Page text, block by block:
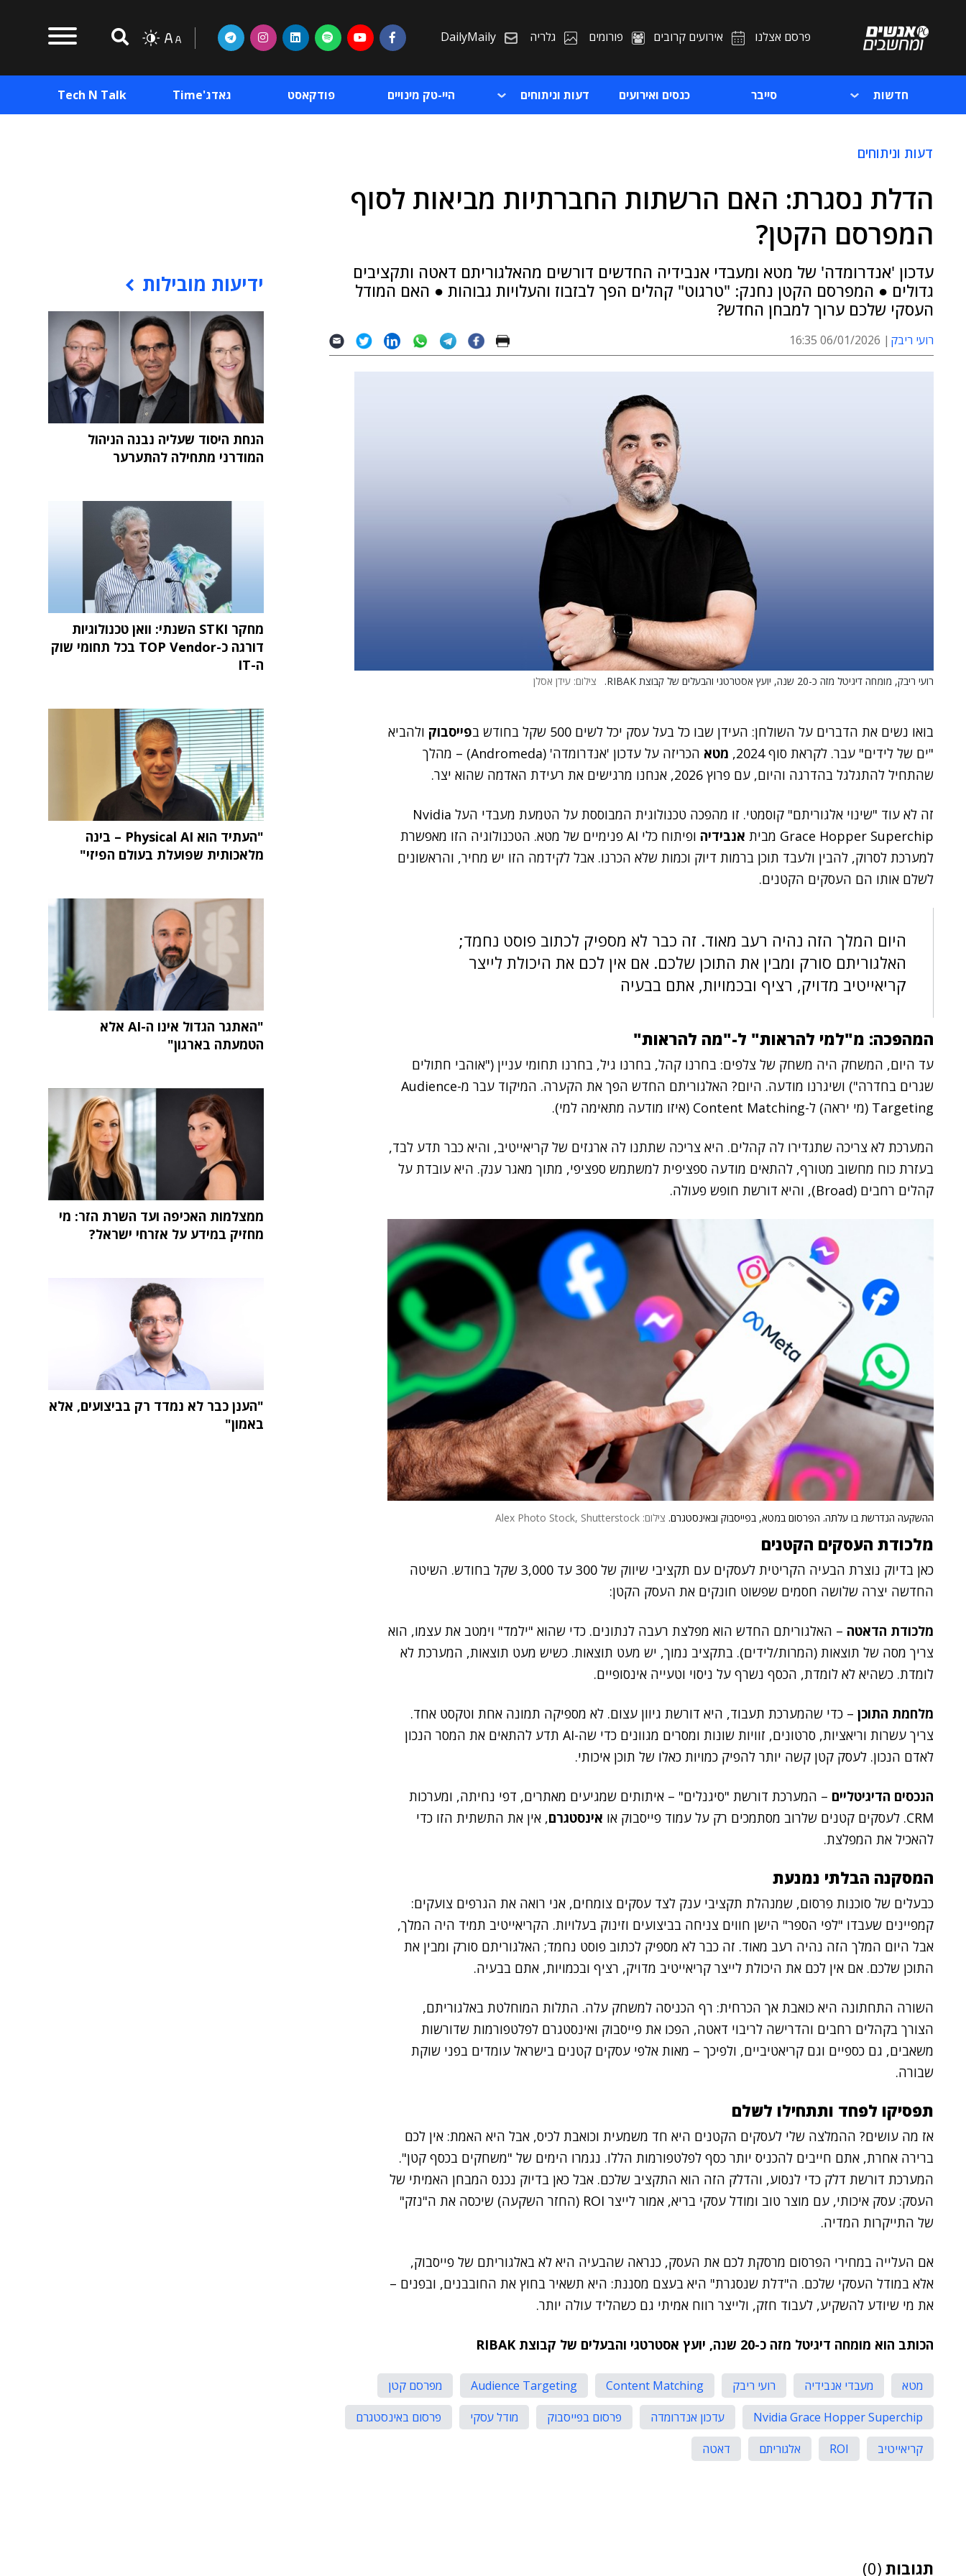
פרסם אצלנו אירועים קרובים פורומים גלריה DailyMaily
חדשות סייבר כנסים ואירועים דעות וניתוחים היי-טק מינויים פודקאסט גאדג'Time Tech N Talk
דעות וניתוחים
הדלת נסגרת: האם הרשתות החברתיות מביאות לסוף
המפרסם הקטן?
עדכון 'אנדרומדה' של מטא ומעבדי אנבידיה החדשים דורשים מהאלגוריתם דאטה ותקציבים
גדולים ● המפרסם הקטן נחנק: "טרגוט" קהלים הפך לבזבוז והעלויות גבוהות ● האם המודל
העסקי שלכם ערוך למבחן החדש?
רועי ריבק 06/01/2026 16:35
רועי ריבק, מומחה דיגיטל מזה כ-20 שנה, יועץ אסטרטגי והבעלים של קבוצת RIBAK. צילום: עידן אסלן
בואו נשים את הדברים על השולחן: העידן שבו כל בעל עסק יכל לשים 500 שקל בחודש ב פייסבוק ולהביא
"ים של לידים" עבר. לקראת סוף 2024,
מטא
הכריזה על עדכון 'אנדרומדה' (Andromeda) – מהלך
שהתחיל להתגלגל בהדרגה והיום, עם פרוץ 2026, אנחנו מרגישים את רעידת האדמה שהוא יצר.
זה לא עוד "שינוי אלגוריתם" קוסמטי. זו מהפכה טכנולוגית המבוססת על הטמעת מעבדי העל Nvidia
Grace Hopper Superchip מבית
אנבידיה
ופיתוח כלי AI פנימיים של מטא. הטכנולוגיה הזו מאפשרת
למערכת לסרוק, להבין ולעבד תוכן ברמות דיוק וכמות שלא הכרנו. אבל לקידמה הזו יש מחיר, והראשונים
לשלם אותו הם העסקים הקטנים.
היום המלך הזה נהיה רעב מאוד. זה כבר לא מספיק לכתוב פוסט נחמד;
האלגוריתם סורק ומבין את התוכן שלכם. אם אין לכם את היכולת לייצר
קריאייטיב מדויק, רציף ובכמויות, אתם בבעיה
המהפכה: מ"למי להראות" ל-"מה להראות"
עד היום, המשחק היה משחק של צלפים: בחרנו קהל, בחרנו גיל, בחרנו תחומי עניין ("אוהבי חתולים
שגרים בחדרה") ושיגרנו מודעה. היום? האלגוריתם החדש הפך את הקערה. המיקוד עבר מ-Audience
Targeting (מי יראה) ל-Content Matching (איזו מודעה מתאימה למי).
המערכת לא צריכה שתגדירו לה קהלים. היא צריכה שתתנו לה ארגזים של קריאייטיב, והיא כבר תדע לבד,
בעזרת כוח מחשוב מטורף, להתאים מודעה ספציפית למשתמש ספציפי, מתוך מאגר ענק. היא עובדת על
קהלים רחבים (Broad), והיא דורשת חופש פעולה.
ההשקעה הנדרשת בו עלתה. הפרסום במטא, בפייסבוק ובאינסטגרם. צילום: Alex Photo Stock, Shutterstock
מלכודת העסקים הקטנים
כאן בדיוק נוצרת הבעיה הקריטית לעסקים עם תקציבי שיווק של 300 עד 3,000 שקל בחודש. השיטה
החדשה יצרה שלושה חסמים שפשוט חונקים את העסק הקטן:
מלכודת הדאטה – האלגוריתם החדש הוא מפלצת רעבה לנתונים. כדי שהוא "ילמד" וימטב את עצמו, הוא
צריך מסה של תוצאות (המרות/לידים). בתקציב נמוך, יש מעט תוצאות. כשיש מעט תוצאות, המערכת לא
לומדת. כשהיא לא לומדת, הכסף נשרף על ניסוי וטעייה אינסופיים.
מלחמת התוכן – כדי שהמערכת תעבוד, היא דורשת גיוון עצום. לא מספיקה תמונה אחת וטקסט אחד.
צריך עשרות וריאציות, סרטונים, זוויות שונות ומסרים מגוונים כדי שה-AI תדע להתאים את המסר הנכון
לאדם הנכון. לעסק קטן קשה יותר להפיק כמויות כאלו של תוכן איכותי.
הנכסים הדיגיטליים – המערכת דורשת "סיגנלים" – איתותים שמגיעים מאתרים, דפי נחיתה, ומערכות
CRM. לעסקים קטנים שלרוב מסתמכים רק על עמוד פייסבוק או אינסטגרם, אין את התשתית הזו כדי
להאכיל את המפלצת.
המסקנה הבלתי נמנעת
כבעלים של סוכנות פרסום, שמנהלת תקציבי ענק לצד עסקים צומחים, אני רואה את הגרפים צועקים:
קמפיינים שעבדו "לפי הספר" הישן חווים צניחה בביצועים וזינוק בעלויות. הקריאייטיב תמיד היה המלך,
אבל היום המלך הזה נהיה רעב מאוד. זה כבר לא מספיק לכתוב פוסט נחמד; האלגוריתם סורק ומבין את
התוכן שלכם. אם אין לכם את היכולת לייצר קריאייטיב מדויק, רציף ובכמויות, אתם בבעיה.
השורה התחתונה היא כואבת אך הכרחית: רף הכניסה למשחק עלה. התלות המוחלטת באלגוריתם,
הצורך בקהלים רחבים והדרישה לריבוי דאטה, הפכו את פייסבוק ואינסטגרם לפלטפורמות שדורשות
משאבים, גם כספיים וגם קריאטיביים, ולפיכך – מאות אלפי עסקים קטנים בישראל עומדים בפני שוקת
שבורה.
תפסיקו לפחד ותתחילו לשלם
אז מה עושים? ההמלצה שלי לעסקים הקטנים היא חד משמעית וכואבת לכיס, אבל היא האמת: אין לכם
ברירה אחרת, אתם חייבים להכניס יותר כסף לפלטפורמות הללו. נגמרו הימים של "משחקים בכסף קטן".
המערכת דורשת דלק כדי לנסוע, והדלק הזה הוא התקציב שלכם. אבל כאן בדיוק נכנס המבחן האמיתי של
העסק: עסק איכותי, עם מוצר טוב ומודל עסקי בריא, אמור לייצר ROI (החזר השקעה) שיכסה את ה"נזק"
של התייקרות המדיה.
אם העלייה במחירי הפרסום מרסקת לכם את העסק, כנראה שהבעיה היא לא באלגוריתם של פייסבוק,
אלא במודל העסקי שלכם. ה"דלת שנסגרת" היא בעצם מסננת: היא תשאיר בחוץ את החובבנים, ובפנים –
את מי שיודע להשקיע, לעבוד חזק, ולייצר רווח אמיתי גם כשהליד עולה יותר.
הכותב הוא מומחה דיגיטל מזה כ-20 שנה, יועץ אסטרטגי והבעלים של קבוצת RIBAK
מטא מעבדי אנבידיה רועי ריבק Content Matching
Audience Targeting
מפרסם קטן
Nvidia Grace Hopper Superchip
עדכון אנדרומדה פרסום בפייסבוק מודל עסקי
פרסום באינסטגרם
קריאייטיב
ROI אלגוריתם דאטה
תגובות (0)
ידיעות מובילות
הנחת היסוד שעליה נבנה הניהול
המודרני מתחילה להתערער
מחקר STKI השנתי: וואן טכנולוגיות
דורגה כ-TOP Vendor בכל תחומי שוק
ה-IT
"העתיד הוא Physical AI – בינה
מלאכותית שפועלת בעולם הפיזי"
"האתגר הגדול אינו ה-AI אלא
הטמעתה בארגון"
ממצלמות האכיפה ועד השרת הזר: מי
מחזיק במידע על אזרחי ישראל?
"הענן כבר לא נמדד רק בביצועים, אלא
באמון"